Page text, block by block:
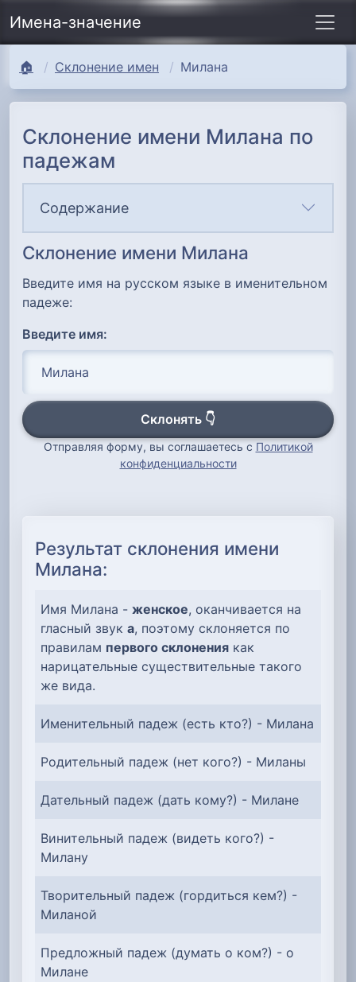
Имена-значение
🏠 Склонение имен Милана
Склонение имени Милана по
падежам
Содержание
Склонение имени Милана
Введите имя на русском языке в именительном
падеже:
Введите имя:
Склонять 👇
Отправляя форму, вы соглашаетесь с Политикой
конфиденциальности
Результат склонения имени
Милана:
Имя Милана - женское, оканчивается на
гласный звук а, поэтому склоняется по
правилам первого склонения как
нарицательные существительные такого
же вида.
Именительный падеж (есть кто?) - Милана
Родительный падеж (нет кого?) - Миланы
Дательный падеж (дать кому?) - Милане
Винительный падеж (видеть кого?) -
Милану
Творительный падеж (гордиться кем?) -
Миланой
Предложный падеж (думать о ком?) - о
Милане